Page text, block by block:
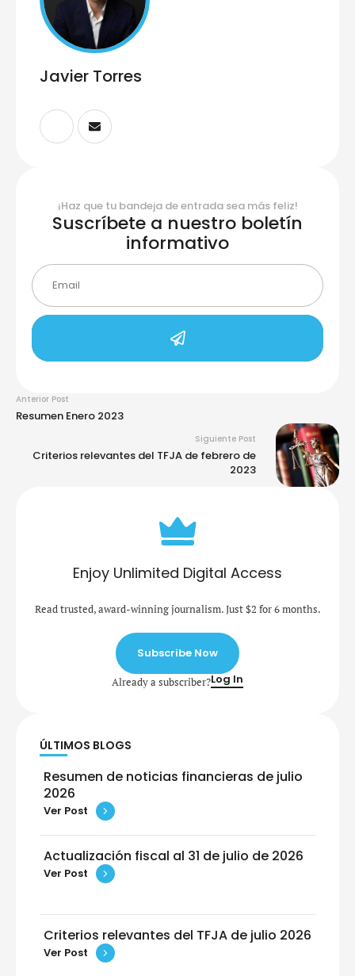
Javier Torres
¡Haz que tu bandeja de entrada sea más feliz!
Suscríbete a nuestro boletín
informativo
Anterior Post
Resumen Enero 2023
Siguiente Post
Criterios relevantes del TFJA de febrero de
2023
Enjoy Unlimited Digital Access
Read trusted, award-winning journalism. Just $2 for 6 months.
Subscribe Now
Already a subscriber?Log In
ÚLTIMOS BLOGS
Resumen de noticias financieras de julio
2026
Ver Post
Actualización fiscal al 31 de julio de 2026
Ver Post
Criterios relevantes del TFJA de julio 2026
Ver Post